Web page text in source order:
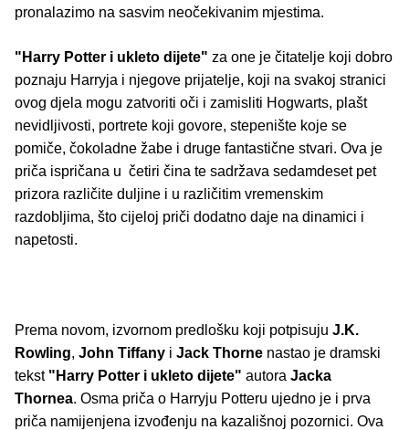
pronalazimo na sasvim neočekivanim mjestima.
"Harry Potter i ukleto dijete" za one je čitatelje koji dobro
poznaju Harryja i njegove prijatelje, koji na svakoj stranici
ovog djela mogu zatvoriti oči i zamisliti Hogwarts, plašt
nevidljivosti, portrete koji govore, stepenište koje se
pomiče, čokoladne žabe i druge fantastične stvari. Ova je
priča ispričana u četiri čina te sadržava sedamdeset pet
prizora različite duljine i u različitim vremenskim
razdobljima, što cijeloj priči dodatno daje na dinamici i
napetosti.
Prema novom, izvornom predlošku koji potpisuju J.K.
Rowling, John Tiffany i Jack Thorne nastao je dramski
tekst "Harry Potter i ukleto dijete" autora Jacka
Thornea. Osma priča o Harryju Potteru ujedno je i prva
priča namijenjena izvođenju na kazališnoj pozornici. Ova